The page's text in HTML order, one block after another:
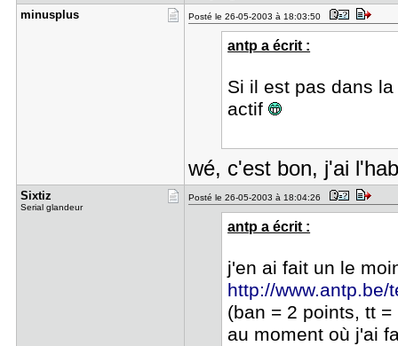
minusplus Posté le 26-05-2003 à 18:03:50
antp a écrit :
Si il est pas dans
actif
wé, c'est bon, j'ai
Sixtiz
Serial glandeur
Posté le 26-05-2003 à 18:04:26
antp a écrit :
j'en ai fait un le
http://
(ban = 2 points, tt
au moment où j'ai